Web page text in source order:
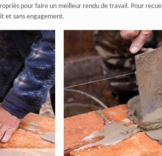
pour faire un meilleur rendu de travail. Pour
et sans engagement.